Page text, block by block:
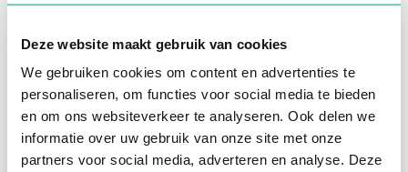
Deze website maakt gebruik van cookies
We gebruiken cookies om content en advertenties te
personaliseren, om functies voor social media te bieden
en om ons websiteverkeer te analyseren. Ook delen we
informatie over uw gebruik van onze site met onze
partners voor social media, adverteren en analyse. Deze
Chat dempen
Werken met chat verzendlijsten
Bestanden doorsturen in de chat
Leesbewijzen controleren
Notificaties